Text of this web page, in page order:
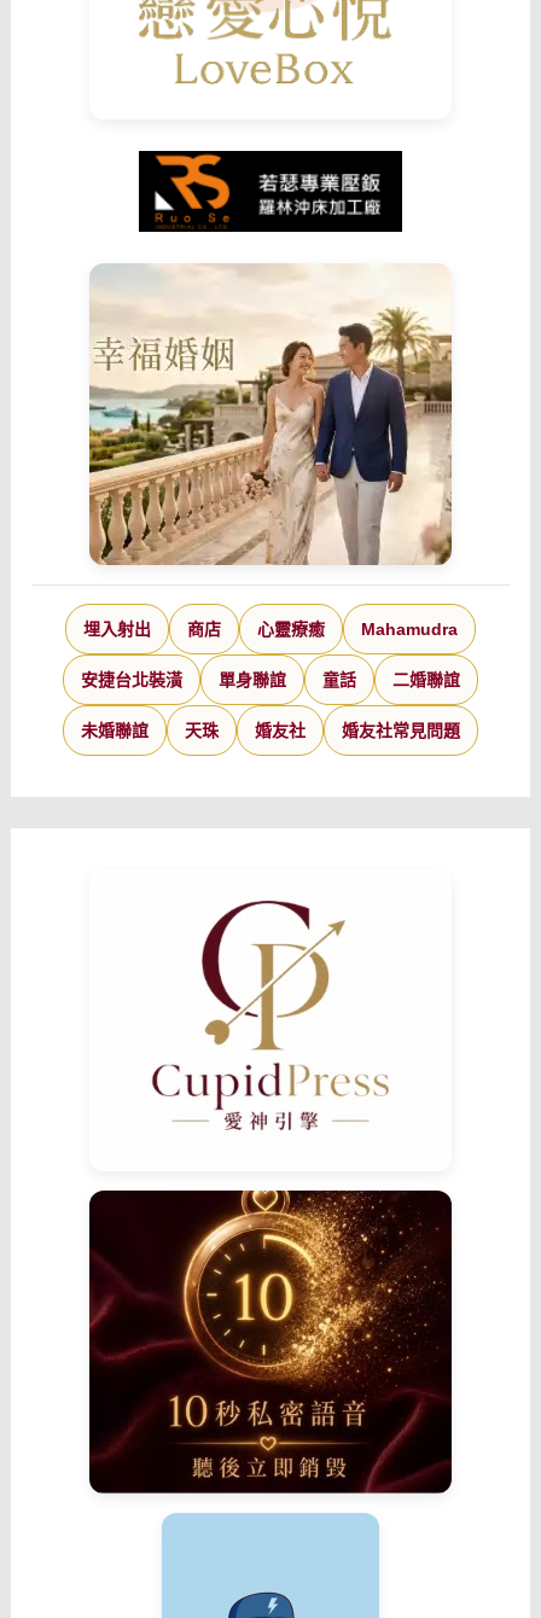
埋入射出 商店 心靈療癒 Mahamudra
安捷台北裝潢 單身聯誼 童話 二婚聯誼
未婚聯誼 天珠 婚友社 婚友社常見問題